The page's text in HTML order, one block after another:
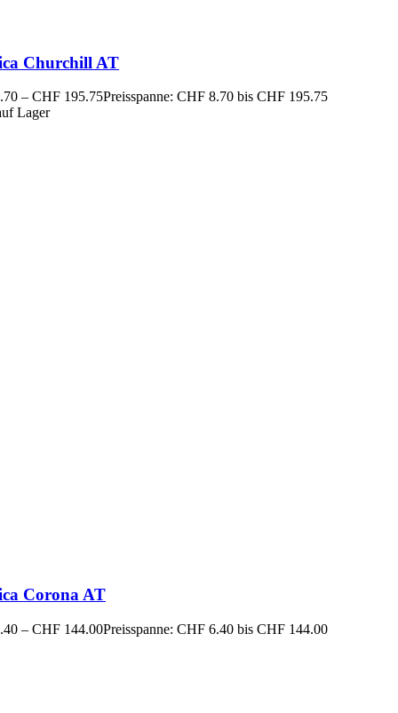
Churchill AT
– CHF 195.75Preisspanne: CHF 8.70 bis CHF 195.75
Lager
Corona AT
– CHF 144.00Preisspanne: CHF 6.40 bis CHF 144.00